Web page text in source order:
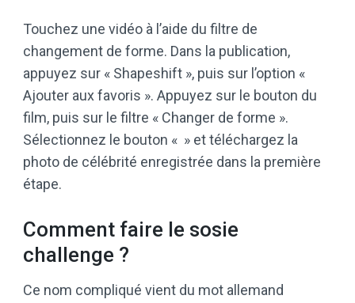
Touchez une vidéo à l’aide du filtre de
changement de forme. Dans la publication,
appuyez sur « Shapeshift », puis sur l’option «
Ajouter aux favoris ». Appuyez sur le bouton du
film, puis sur le filtre « Changer de forme ».
Sélectionnez le bouton « » et téléchargez la
photo de célébrité enregistrée dans la première
étape.
Comment faire le sosie
challenge ?
Ce nom compliqué vient du mot allemand